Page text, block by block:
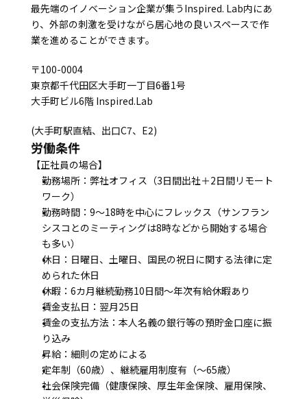
最先端のイノベーション企業が集うInspired. Lab内にあ
り、外部の刺激を受けながら居心地の良いスペースで作
業を進めることができます。
〒100-0004
東京都千代田区大手町一丁目6番1号
大手町ビル6階 Inspired.Lab
(大手町駅直結、出口C7、E2)
労働条件
【正社員の場合】
勤務場所：弊社オフィス（3日間出社＋2日間リモート
ワーク）
勤務時間：9～18時を中心にフレックス（サンフラン
シスコとのミーティングは8時などから開始する場合
も多い）
休日：日曜日、土曜日、国民の祝日に関する法律に定
められた休日
休暇：6カ月継続勤務10日間～年次有給休暇あり
賃金支払日：翌月25日
賃金の支払方法：本人名義の銀行等の預貯金口座に振
り込み
昇給：細則の定めによる
定年制（60歳）、継続雇用制度有（～65歳）
社会保険完備（健康保険、厚生年金保険、雇用保険、